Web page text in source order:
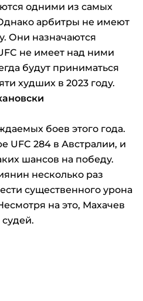
одними из самых
арбитры не имеют
Они назначаются
не имеет над ними
будут приниматься
худших в 2023 году.
боев этого года.
UFC 284 в Австралии, и
шансов на победу.
несколько раз
существенного урона
на это, Махачев